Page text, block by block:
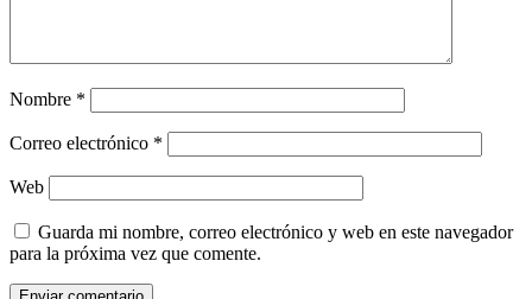
Nombre *
Correo electrónico *
Web
Guarda mi nombre, correo electrónico y web en este navegador
para la próxima vez que comente.